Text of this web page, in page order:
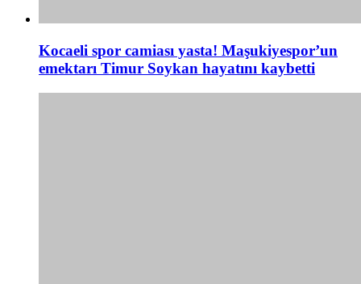
Kocaeli spor camiası yasta! Maşukiyespor’un
emektarı Timur Soykan hayatını kaybetti